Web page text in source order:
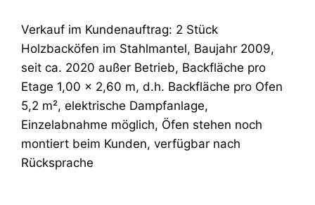
Verkauf im Kundenauftrag: 2 Stück
Holzbacköfen im Stahlmantel, Baujahr 2009,
seit ca. 2020 außer Betrieb, Backfläche pro
Etage 1,00 x 2,60 m, d.h. Backfläche pro Ofen
5,2 m², elektrische Dampfanlage,
Einzelabnahme möglich, Öfen stehen noch
montiert beim Kunden, verfügbar nach
Rücksprache